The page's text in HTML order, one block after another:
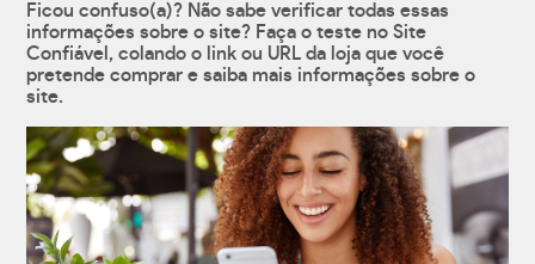
Ficou confuso(a)? Não sabe verificar todas essas
informações sobre o site? Faça o teste no Site
Confiável, colando o link ou URL da loja que você
pretende comprar e saiba mais informações sobre o
site.